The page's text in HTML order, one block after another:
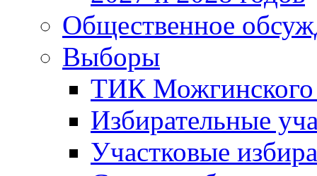
Общественное
Выборы
ТИК Можгинского
Избирательные
Участковые